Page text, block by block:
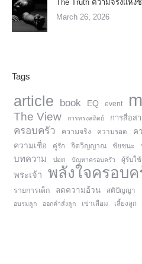
The Truth ความจริงแห่ง
March 26, 2026
Tags
article book EQ event
The View การทรงสถิตย์ การสื่อส
ครอบครัว ความจริง ความรอด ค
ความเชื่อ คู่รัก จิตวิญญาณ ชัยชนะ
บทความ ปอด ปัญหาครอบครัว ผู้รับใช้
พระเจ้า
พลังใจครอบค
รายการเด็ก ลดความอ้วน สติปัญญา
อบรมลูก ออกคำสั่งลูก เข่าเสื่อม เลี้ยงลูก